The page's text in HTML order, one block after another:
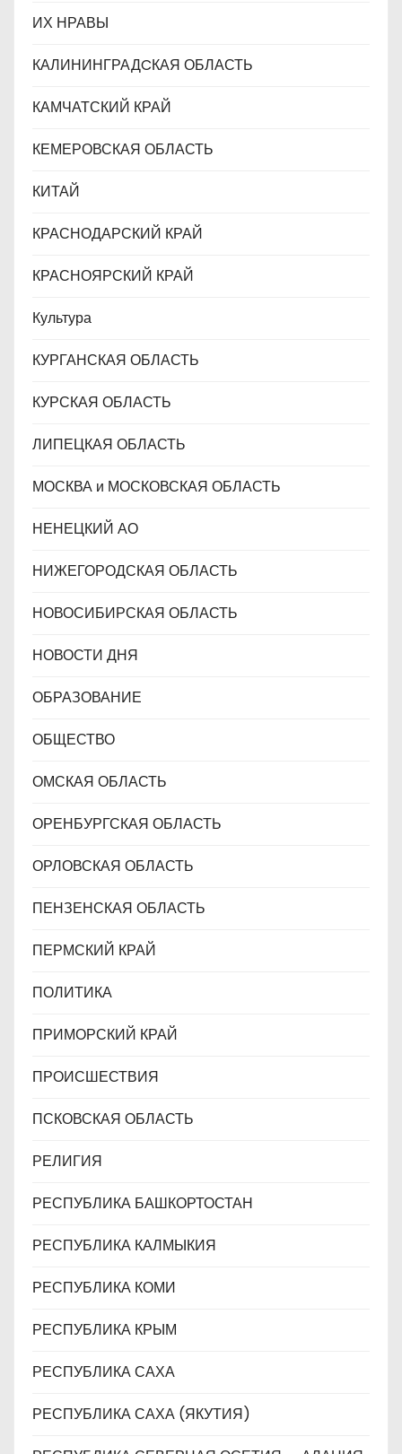
ИХ НРАВЫ
КАЛИНИНГРАДCКАЯ ОБЛАСТЬ
КАМЧАТСКИЙ КРАЙ
КЕМЕРОВСКАЯ ОБЛАСТЬ
КИТАЙ
КРАСНОДАРСКИЙ КРАЙ
КРАСНОЯРСКИЙ КРАЙ
Культура
КУРГАНСКАЯ ОБЛАСТЬ
КУРСКАЯ ОБЛАСТЬ
ЛИПЕЦКАЯ ОБЛАСТЬ
МОСКВА и МОСКОВСКАЯ ОБЛАСТЬ
НЕНЕЦКИЙ АО
НИЖЕГОРОДСКАЯ ОБЛАСТЬ
НОВОСИБИРСКАЯ ОБЛАСТЬ
НОВОСТИ ДНЯ
ОБРАЗОВАНИЕ
ОБЩЕСТВО
ОМСКАЯ ОБЛАСТЬ
ОРЕНБУРГСКАЯ ОБЛАСТЬ
ОРЛОВСКАЯ ОБЛАСТЬ
ПЕНЗЕНСКАЯ ОБЛАСТЬ
ПЕРМСКИЙ КРАЙ
ПОЛИТИКА
ПРИМОРСКИЙ КРАЙ
ПРОИСШЕСТВИЯ
ПСКОВСКАЯ ОБЛАСТЬ
РЕЛИГИЯ
РЕСПУБЛИКА БАШКОРТОСТАН
РЕСПУБЛИКА КАЛМЫКИЯ
РЕСПУБЛИКА КОМИ
РЕСПУБЛИКА КРЫМ
РЕСПУБЛИКА САХА
РЕСПУБЛИКА САХА (ЯКУТИЯ)